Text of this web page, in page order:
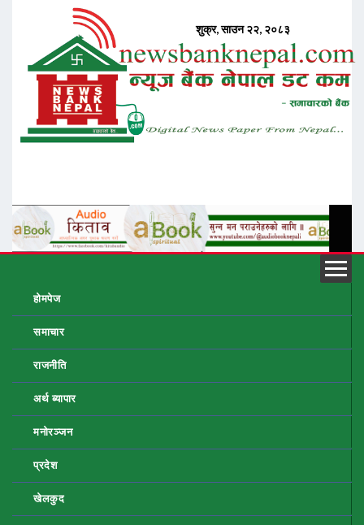
होमपेज
समाचार
राजनीति
अर्थ ब्यापार
मनोरञ्जन
प्रदेश
खेलकुद